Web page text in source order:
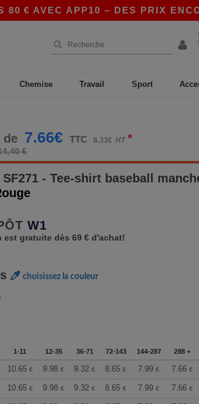
APP10 – DES PRIX ENCORE
Chemise Travail Sport
de 7.66€ TTC 6.33€ HT *
€
SF271 - Tee-shirt baseball
W1
est gratuite dès 69 € d'achat!
choisissez la couleur
1-11 12-35 36-71 72-143 144-287 288 +
10.65 € 9.98 € 9.32 € 8.65 € 7.99 € 7.66 €
10.65 € 9.98 € 9.32 € 8.65 € 7.99 € 7.66 €